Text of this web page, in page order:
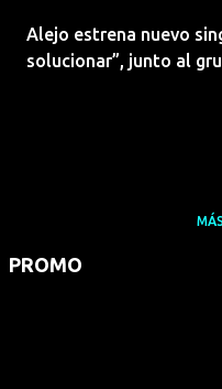
Alejo estrena nuevo
solucionar”, junto al
PROMO